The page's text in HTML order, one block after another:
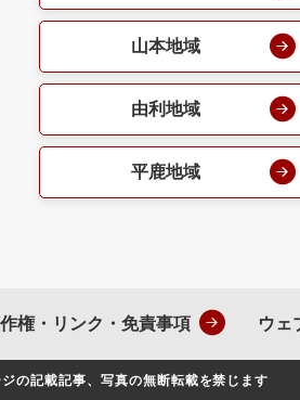
山本地域
由利地域
平鹿地域
権・リンク・免責事項 ウェ
の記載記事、写真の無断転載を禁じます